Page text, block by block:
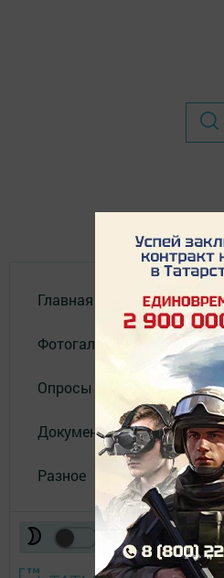
Главная
Фотогалереи
Опросы
Документы филиала
Разное